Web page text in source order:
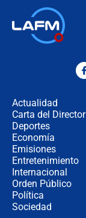
Actualidad
Carta del Director
Deportes
Economía
Emisiones
Entretenimiento
Internacional
Orden Público
Política
Sociedad